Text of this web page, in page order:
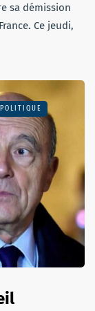
sa démission
Ce jeudi,
POLITIQUE